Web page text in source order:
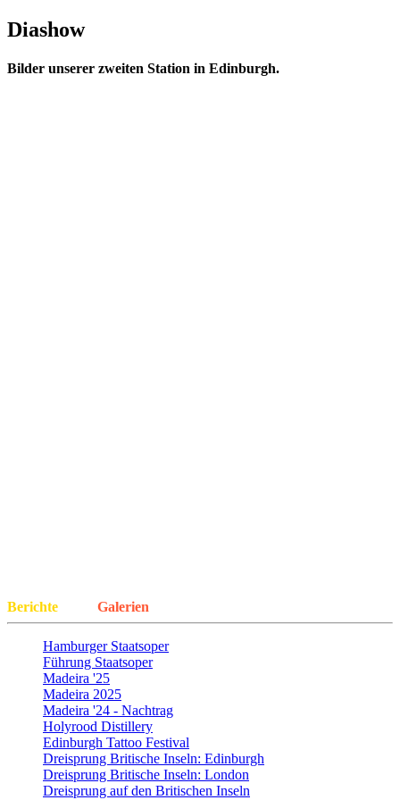
Diashow
Bilder unserer zweiten Station in Edinburgh.
Berichte Galerien
Hamburger Staatsoper
Führung Staatsoper
Madeira '25
Madeira 2025
Madeira '24 - Nachtrag
Holyrood Distillery
Edinburgh Tattoo Festival
Dreisprung Britische Inseln: Edinburgh
Dreisprung Britische Inseln: London
Dreisprung auf den Britischen Inseln